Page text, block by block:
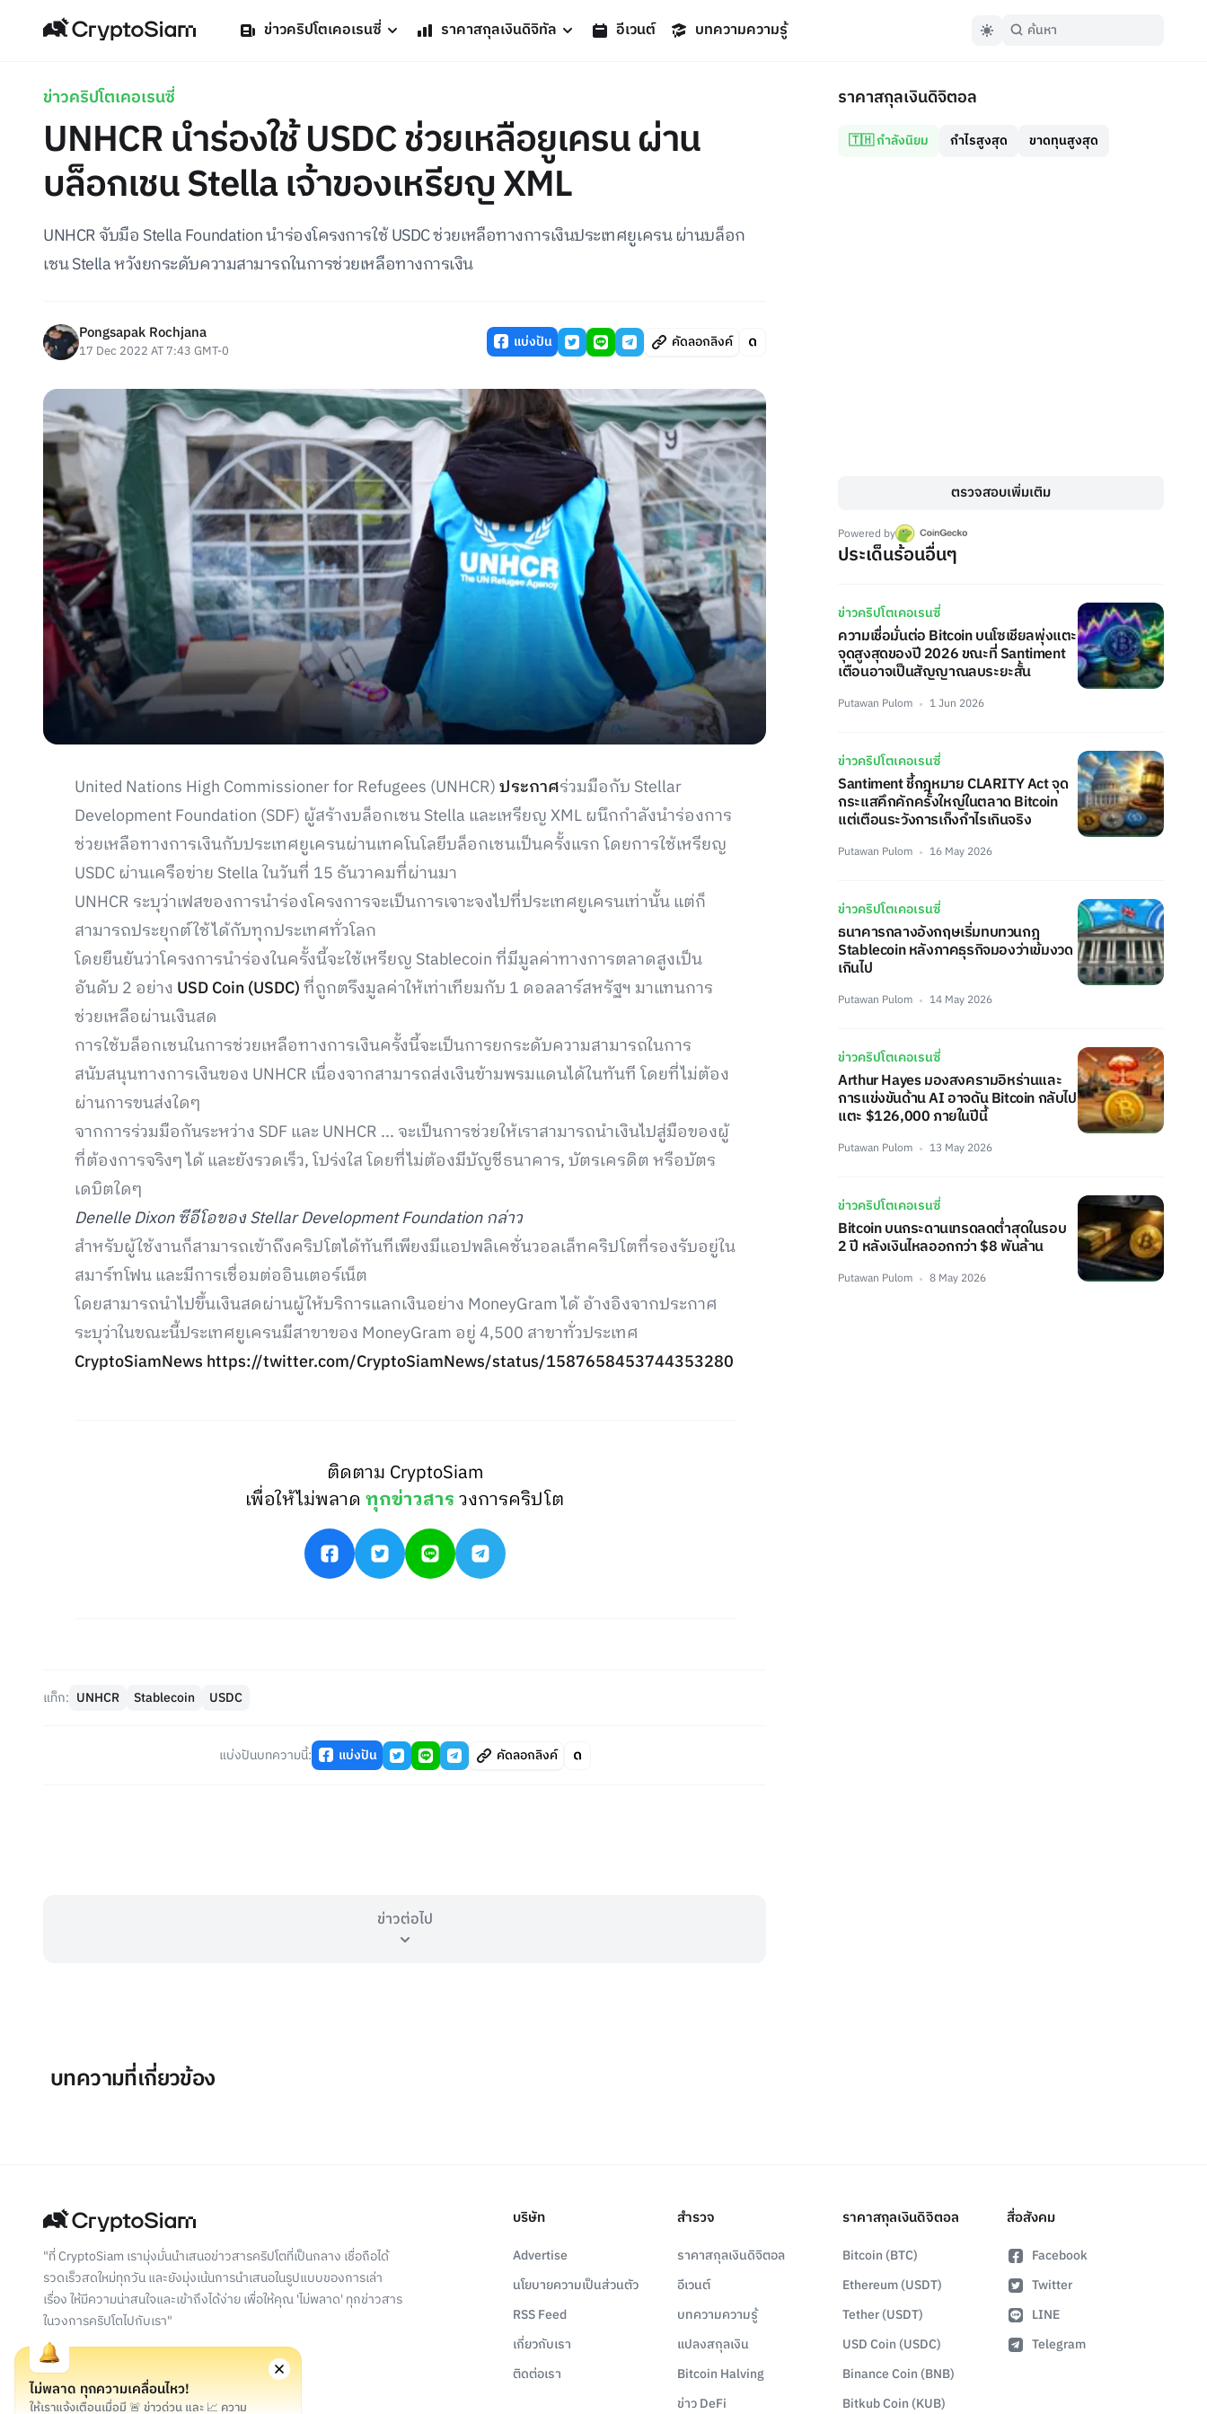
ข่าวคริปโตเคอเรนซี่ ราคาสกุลเงินดิจิทัล อีเวนต์ บทความความรู้
ข่าวคริปโตเคอเรนซี่
UNHCR นำร่องใช้ USDC ช่วยเหลือยูเครน ผ่าน
บล็อกเชน Stella เจ้าของเหรียญ XML
UNHCR จับมือ Stella Foundation นำร่องโครงการใช้ USDC ช่วยเหลือทางการเงินประเทศยูเครน ผ่านบล็อก
เชน Stella หวังยกระดับความสามารถในการช่วยเหลือทางการเงิน
Pongsapak Rochjana
17 Dec 2022 AT 7:43 GMT-0 แบ่งปัน คัดลอกลิงค์
United Nations High Commissioner for Refugees (UNHCR)ประกาศร่วมมือกับ Stellar
Development Foundation (SDF) ผู้สร้างบล็อกเชน Stella และเหรียญ XML ผนึกกำลังนำร่องการ
ช่วยเหลือทางการเงินกับประเทศยูเครนผ่านเทคโนโลยีบล็อกเชนเป็นครั้งแรก โดยการใช้เหรียญ
USDC ผ่านเครือข่าย Stella ในวันที่ 15 ธันวาคมที่ผ่านมา
UNHCR ระบุว่าเฟสของการนำร่องโครงการจะเป็นการเจาะจงไปที่ประเทศยูเครนเท่านั้น แต่ก็
สามารถประยุกต์ใช้ได้กับทุกประเทศทั่วโลก
โดยยืนยันว่าโครงการนำร่องในครั้งนี้จะใช้เหรียญ Stablecoin ที่มีมูลค่าทางการตลาดสูงเป็น
อันดับ 2 อย่าง USD Coin (USDC)ที่ถูกตรึงมูลค่าให้เท่าเทียมกับ 1 ดอลลาร์สหรัฐฯ มาแทนการ
ช่วยเหลือผ่านเงินสด
การใช้บล็อกเชนในการช่วยเหลือทางการเงินครั้งนี้จะเป็นการยกระดับความสามารถในการ
สนับสนุนทางการเงินของ UNHCR เนื่องจากสามารถส่งเงินข้ามพรมแดนได้ในทันที โดยที่ไม่ต้อง
ผ่านการขนส่งใดๆ
จากการร่วมมือกันระหว่าง SDF และ UNHCR ... จะเป็นการช่วยให้เราสามารถนำเงินไปสู่มือของผู้
ที่ต้องการจริงๆ ได้ และยังรวดเร็ว, โปร่งใส โดยที่ไม่ต้องมีบัญชีธนาคาร, บัตรเครดิต หรือบัตร
เดบิตใดๆ
Denelle Dixon ซีอีโอของ Stellar Development Foundation กล่าว
สำหรับผู้ใช้งานก็สามารถเข้าถึงคริปโตได้ทันทีเพียงมีแอปพลิเคชั่นวอลเล็ทคริปโตที่รองรับอยู่ใน
สมาร์ทโฟน และมีการเชื่อมต่ออินเตอร์เน็ต
โดยสามารถนำไปขึ้นเงินสดผ่านผู้ให้บริการแลกเงินอย่าง MoneyGram ได้ อ้างอิงจากประกาศ
ระบุว่าในขณะนี้ประเทศยูเครนมีสาขาของ MoneyGram อยู่ 4,500 สาขาทั่วประเทศ
CryptoSiamNews https://twitter.com/CryptoSiamNews/status/1587658453744353280
ติดตาม CryptoSiam
เพื่อให้ไม่พลาดทุกข่าวสารวงการคริปโต
แท็ก: UNHCR Stablecoin USDC
แบ่งปันบทความนี้: แบ่งปัน คัดลอกลิงค์
ข่าวต่อไป
ราคาสกุลเงินดิจิตอล
🇹🇭 กำลังนิยม กำไรสูงสุด ขาดทุนสูงสุด
ตรวจสอบเพิ่มเติม
Powered by
ประเด็นร้อนอื่นๆ
ข่าวคริปโตเคอเรนซี่
ความเชื่อมั่นต่อ Bitcoin บนโซเชียลพุ่งแตะ
จุดสูงสุดของปี 2026 ขณะที่ Santiment
เตือนอาจเป็นสัญญาณลบระยะสั้น
Putawan Pulom 1 Jun 2026
ข่าวคริปโตเคอเรนซี่
Santiment ชี้กฎหมาย CLARITY Act จุด
กระแสคึกคักครั้งใหญ่ในตลาด Bitcoin
แต่เตือนระวังการเก็งกำไรเกินจริง
Putawan Pulom 16 May 2026
ข่าวคริปโตเคอเรนซี่
ธนาคารกลางอังกฤษเริ่มทบทวนกฎ
Stablecoin หลังภาคธุรกิจมองว่าเข้มงวด
เกินไป
Putawan Pulom 14 May 2026
ข่าวคริปโตเคอเรนซี่
Arthur Hayes มองสงครามอิหร่านและ
การแข่งขันด้าน AI อาจดัน Bitcoin กลับไป
แตะ $126,000 ภายในปีนี้
Putawan Pulom 13 May 2026
ข่าวคริปโตเคอเรนซี่
Bitcoin บนกระดานเทรดลดต่ำสุดในรอบ
2 ปี หลังเงินไหลออกกว่า $8 พันล้าน
Putawan Pulom 8 May 2026
บทความที่เกี่ยวข้อง
"ที่ CryptoSiam เรามุ่งมั่นนำเสนอข่าวสารคริปโตที่เป็นกลาง เชื่อถือได้
รวดเร็วสดใหม่ทุกวัน และยังมุ่งเน้นการนำเสนอในรูปแบบของการเล่า
เรื่อง ให้มีความน่าสนใจและเข้าถึงได้ง่าย เพื่อให้คุณ 'ไม่พลาด' ทุกข่าวสาร
ในวงการคริปโตไปกับเรา"
บริษัท
Advertise
นโยบายความเป็นส่วนตัว
RSS Feed
เกี่ยวกับเรา
ติดต่อเรา
สำรวจ
ราคาสกุลเงินดิจิตอล
อีเวนต์
บทความความรู้
แปลงสกุลเงิน
Bitcoin Halving
ข่าว DeFi
ราคาสกุลเงินดิจิตอล
Bitcoin (BTC)
Ethereum (USDT)
Tether (USDT)
USD Coin (USDC)
Binance Coin (BNB)
Bitkub Coin (KUB)
สื่อสังคม
Facebook
Twitter
LINE
Telegram
ไม่พลาด ทุกความเคลื่อนไหว!
ให้เราแจ้งเตือนเมื่อมี 🚨 ข่าวด่วน และ 📈 ความ